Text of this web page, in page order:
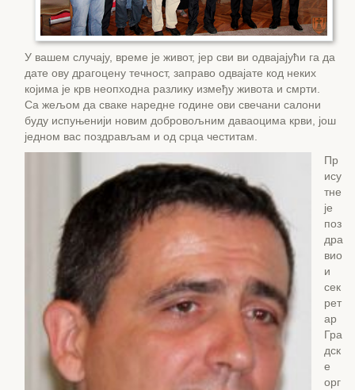
У вашем случају, време је живот, јер сви ви одвајајући га да
дате ову драгоцену течност, заправо одвајате код неких
којима је крв неопходна разлику између живота и смрти.
Са жељом да сваке наредне године ови свечани салони
буду испуњенији новим добровољним даваоцима крви, још
једном вас поздрављам и од срца честитам.
Пр
ису
тне
је
поз
дра
вио
и
сек
рет
ар
Гра
дск
е
орг